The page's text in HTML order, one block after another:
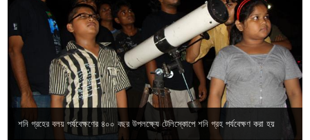
শনি গ্রহের বলয় পর্যবেক্ষণের ৪০০ বছর উপলক্ষ্যে টেলিস্কোপে শনি গ্রহ পর্যবেক্ষণ করা হয়